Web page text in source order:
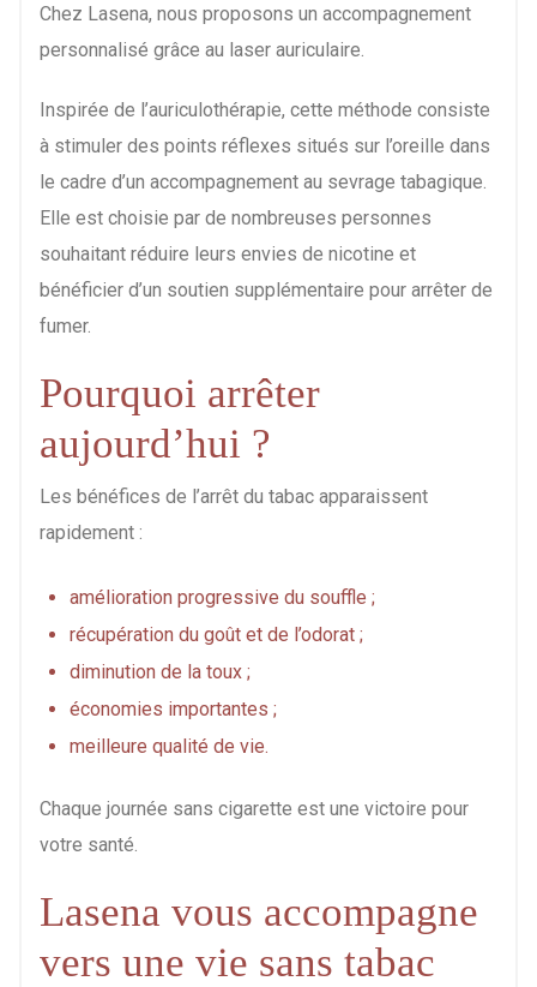
Chez Lasena, nous proposons un accompagnement
personnalisé grâce au laser auriculaire.
Inspirée de l’auriculothérapie, cette méthode consiste
à stimuler des points réflexes situés sur l’oreille dans
le cadre d’un accompagnement au sevrage tabagique.
Elle est choisie par de nombreuses personnes
souhaitant réduire leurs envies de nicotine et
bénéficier d’un soutien supplémentaire pour arrêter de
fumer.
Pourquoi arrêter
aujourd’hui ?
Les bénéfices de l’arrêt du tabac apparaissent
rapidement :
amélioration progressive du souffle ;
récupération du goût et de l’odorat ;
diminution de la toux ;
économies importantes ;
meilleure qualité de vie.
Chaque journée sans cigarette est une victoire pour
votre santé.
Lasena vous accompagne
vers une vie sans tabac